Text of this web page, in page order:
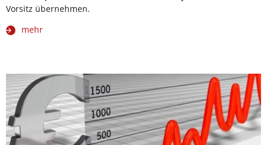
Vorsitz übernehmen.
mehr